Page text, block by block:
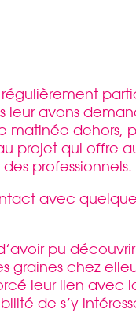
leur avons
dehors,
projet qui offre
professionnels.
avec
pu
graines chez
leur lien avec
de s’y